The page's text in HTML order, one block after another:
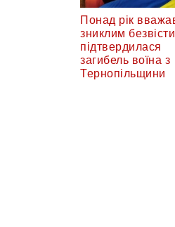
Понад рік
зниклим
підтвердилася
загибель воїна з
Тернопільщини